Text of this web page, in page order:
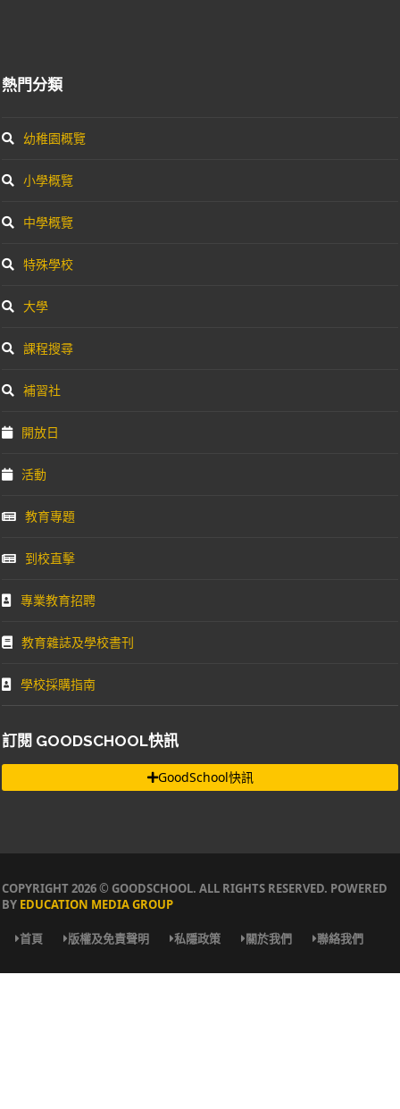
熱門分類
幼稚園概覽
小學概覽
中學概覽
特殊學校
大學
課程搜尋
補習社
開放日
活動
教育專題
到校直擊
專業教育招聘
教育雜誌及學校書刊
學校採購指南
訂閱 GOODSCHOOL快訊
GoodSchool快訊
COPYRIGHT 2026 © GOODSCHOOL. ALL RIGHTS RESERVED. POWERED
BY EDUCATION MEDIA GROUP
首頁 版權及免責聲明 私隱政策 關於我們 聯絡我們